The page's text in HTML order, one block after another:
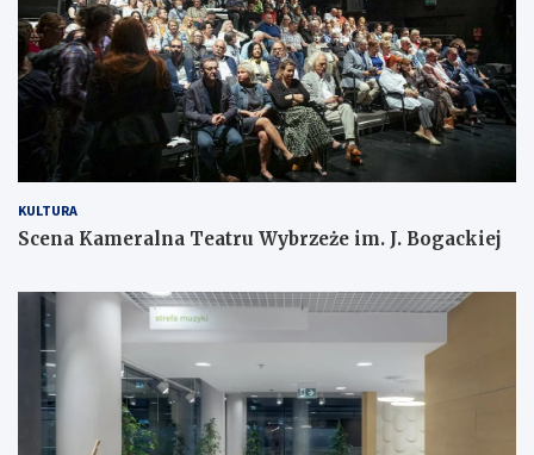
KULTURA
Scena Kameralna Teatru Wybrzeże im. J. Bogackiej